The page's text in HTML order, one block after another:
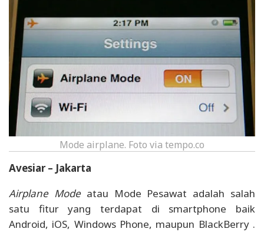
Mode airplane. Foto via tempo.co
Avesiar – Jakarta
Airplane Modeatau Mode Pesawat adalah salah
satu fitur yang terdapat di smartphone baik
Android, iOS, Windows Phone, maupun BlackBerry .